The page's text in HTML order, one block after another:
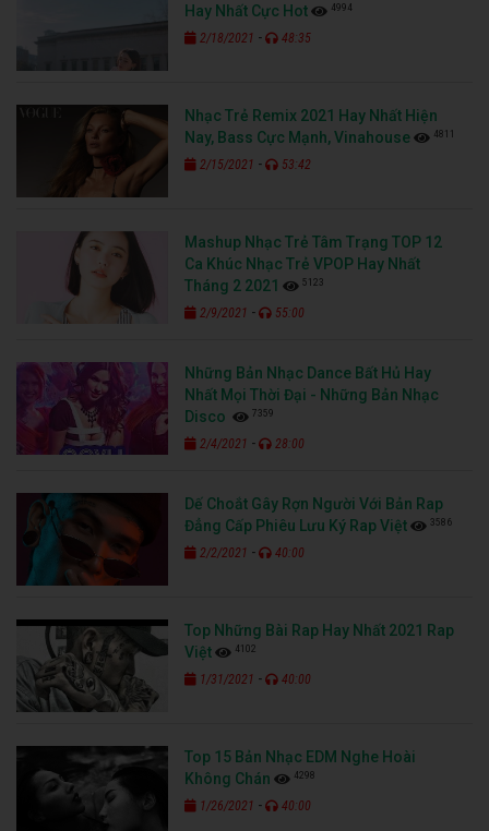
Hay Nhất Cực Hot
4994
2/18/2021 - 48:35
Nhạc Trẻ Remix 2021 Hay Nhất Hiện
Nay, Bass Cực Mạnh, Vinahouse
4811
2/15/2021 - 53:42
Mashup Nhạc Trẻ Tâm Trạng TOP 12
Ca Khúc Nhạc Trẻ VPOP Hay Nhất
Tháng 2 2021
5123
2/9/2021 - 55:00
Những Bản Nhạc Dance Bất Hủ Hay
Nhất Mọi Thời Đại - Những Bản Nhạc
Disco
7359
2/4/2021 - 28:00
Dế Choắt Gây Rợn Người Với Bản Rap
Đẳng Cấp Phiêu Lưu Ký Rap Việt
3586
2/2/2021 - 40:00
Top Những Bài Rap Hay Nhất 2021 Rap
Việt
4102
1/31/2021 - 40:00
Top 15 Bản Nhạc EDM Nghe Hoài
Không Chán
4298
1/26/2021 - 40:00